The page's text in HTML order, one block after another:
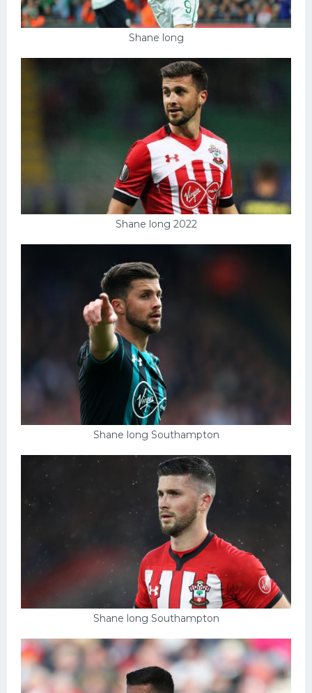
Shane long
Shane long 2022
Shane long Southampton
Shane long Southampton